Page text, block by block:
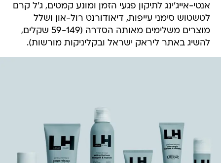
אנטי-אייג'ינג לתיקון פגעי הזמן ומונע קמטים, ג'ל קרם
לטשטוש סימני עייפות, דיאודורנט רול-און ושלל
מוצרים משלימים מאותה הסדרה (59-149 שקלים,
להשיג באתר ליראק ישראל ובקליניקות מורשות).